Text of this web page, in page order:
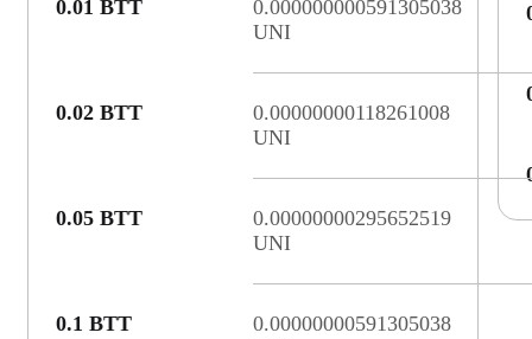
0.01 BTT
0.000000000591305038
UNI
0.02 BTT
0.00000000118261008
UNI
0.05 BTT
0.00000000295652519
UNI
0.1 BTT
0.00000000591305038